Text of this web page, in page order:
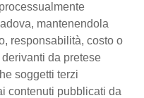
mantenendola
responsabilità, costo o
da pretese
soggetti terzi
contenuti pubblicati da